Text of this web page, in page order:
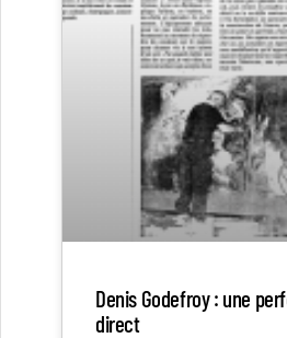
Denis Godefroy : une
direct